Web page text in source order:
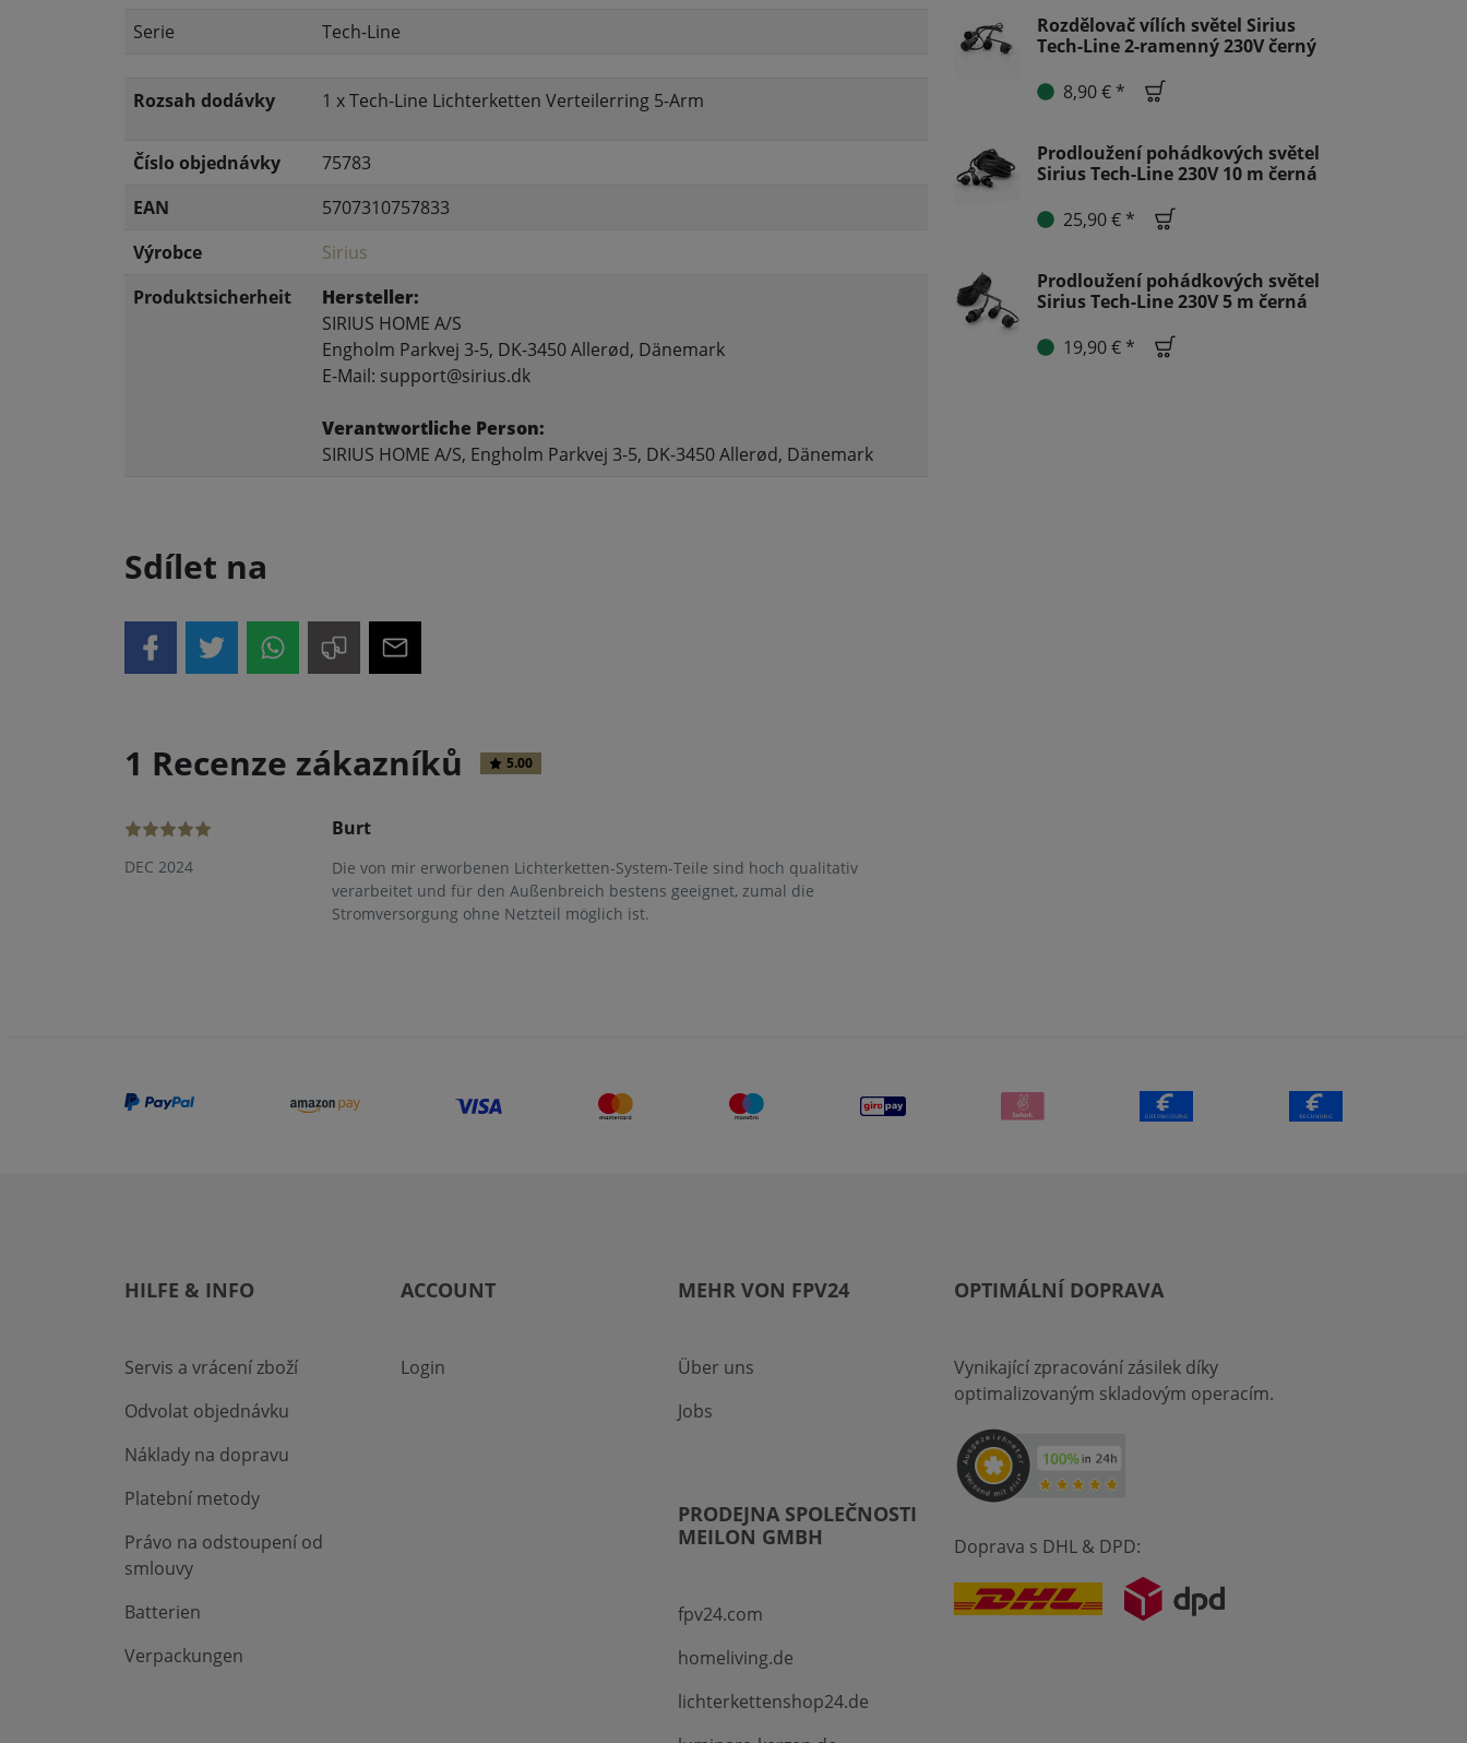
Serie
Tech-Line
Rozsah dodávky 1 x Tech-Line Lichterketten Verteilerring 5-Arm
Číslo objednávky
75783
EAN
5707310757833
Výrobce
Sirius
Produktsicherheit
Hersteller:
SIRIUS HOME A/S
Engholm Parkvej 3-5, DK-3450 Allerød, Dänemark
E-Mail: support@sirius.dk
Verantwortliche Person:
SIRIUS HOME A/S, Engholm Parkvej 3-5, DK-3450 Allerød, Dänemark
Sdílet na
1 Recenze zákazníků 5.00
DEC 2024
Burt
Die von mir erworbenen Lichterketten-System-Teile sind hoch qualitativ
verarbeitet und für den Außenbreich bestens geeignet, zumal die
Stromversorgung ohne Netzteil möglich ist.
Rozdělovač vílích světel Sirius
Tech-Line 2-ramenný 230V černý
8,90 € *
Prodloužení pohádkových světel
Sirius Tech-Line 230V 10 m černá
25,90 € *
Prodloužení pohádkových světel
Sirius Tech-Line 230V 5 m černá
19,90 € *
HILFE & INFO
Servis a vrácení zboží
Odvolat objednávku
Náklady na dopravu
Platební metody
Právo na odstoupení od
smlouvy
Batterien
Verpackungen
ACCOUNT
Login
MEHR VON FPV24
Über uns
Jobs
PRODEJNA SPOLEČNOSTI
MEILON GMBH
fpv24.com
homeliving.de
lichterkettenshop24.de
OPTIMÁLNÍ DOPRAVA
Vynikající zpracování zásilek díky
optimalizovaným skladovým operacím.
Doprava s DHL & DPD: